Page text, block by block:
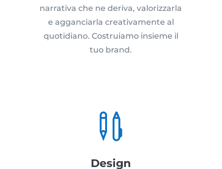
narrativa che ne deriva, valorizzarla
e agganciarla creativamente al
quotidiano. Costruiamo insieme il
tuo brand.

Design